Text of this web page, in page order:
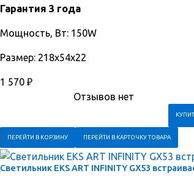
Гарантия 3 года
Мощность, Вт: 150W
Размер: 218х54х22
1 570 ₽
Отзывов нет
ПЕРЕЙТИ В КОРЗИНУ ПЕРЕЙТИ В КАРТОЧКУ ТОВАРА
Светильник EKS ART INFINITY GX53